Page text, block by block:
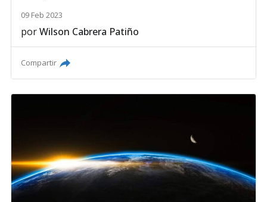
09 Feb 2023
porWilson Cabrera Patiño
Compartir